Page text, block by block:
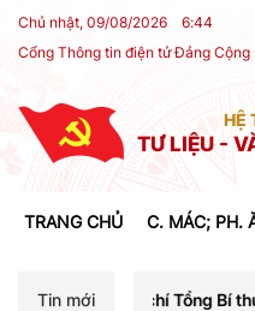
Chủ nhật, 09/08/2026 6:44
Cổng Thông tin điện tử Đảng Cộng
HỆ
TƯ LIỆU -
TRANG CHỦ C. MÁC; PH.
Tin mới
Tổng Bí thư, Chủ tịch nước